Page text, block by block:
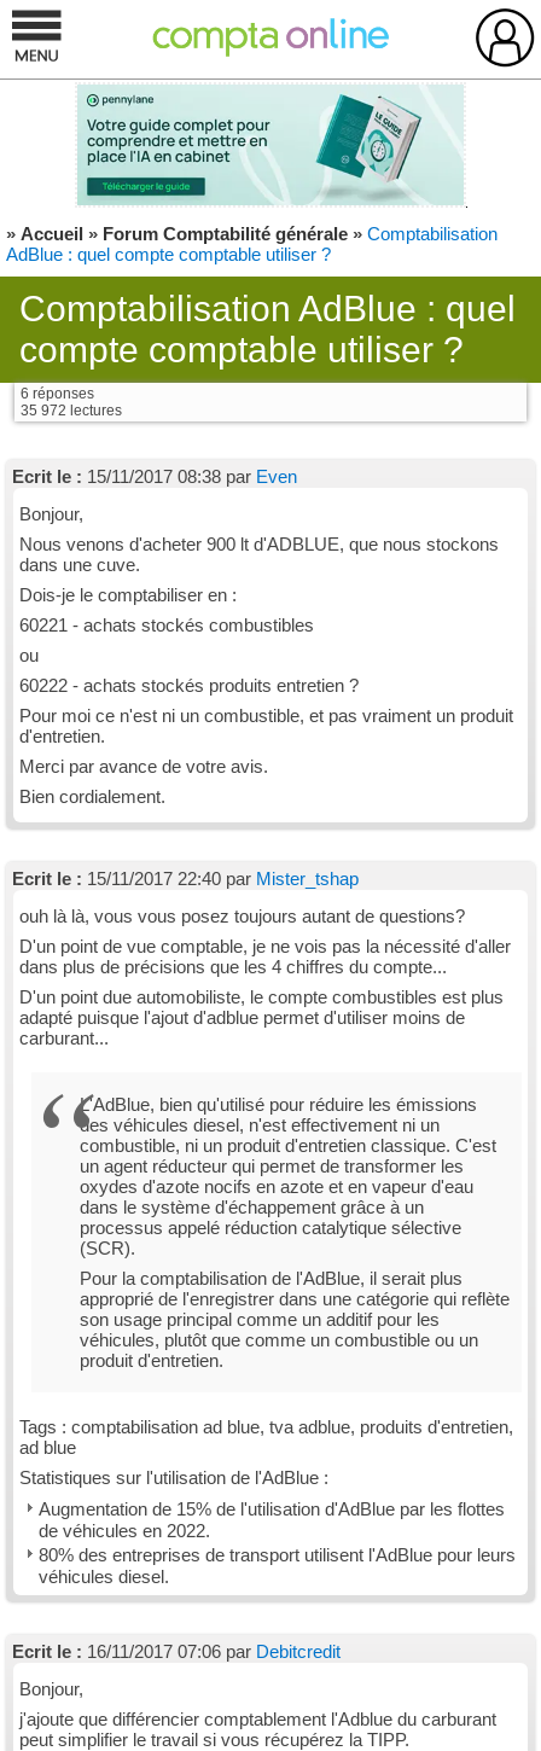
» Accueil » Forum Comptabilité générale » Comptabilisation
AdBlue : quel compte comptable utiliser ?
Comptabilisation AdBlue : quel
compte comptable utiliser ?
6 réponses
35 972 lectures
Ecrit le : 15/11/2017 08:38 par Even
Bonjour,
Nous venons d'acheter 900 lt d'ADBLUE, que nous stockons
dans une cuve.
Dois-je le comptabiliser en :
60221 - achats stockés combustibles
ou
60222 - achats stockés produits entretien ?
Pour moi ce n'est ni un combustible, et pas vraiment un produit
d'entretien.
Merci par avance de votre avis.
Bien cordialement.
Ecrit le : 15/11/2017 22:40 par Mister_tshap
ouh là là, vous vous posez toujours autant de questions?
D'un point de vue comptable, je ne vois pas la nécessité d'aller
dans plus de précisions que les 4 chiffres du compte...
D'un point due automobiliste, le compte combustibles est plus
adapté puisque l'ajout d'adblue permet d'utiliser moins de
carburant...
L'AdBlue, bien qu'utilisé pour réduire les émissions
des véhicules diesel, n'est effectivement ni un
combustible, ni un produit d'entretien classique. C'est
un agent réducteur qui permet de transformer les
oxydes d'azote nocifs en azote et en vapeur d'eau
dans le système d'échappement grâce à un
processus appelé réduction catalytique sélective
(SCR).
Pour la comptabilisation de l'AdBlue, il serait plus
approprié de l'enregistrer dans une catégorie qui reflète
son usage principal comme un additif pour les
véhicules, plutôt que comme un combustible ou un
produit d'entretien.
Tags : comptabilisation ad blue, tva adblue, produits d'entretien,
ad blue
Statistiques sur l'utilisation de l'AdBlue :
Augmentation de 15% de l'utilisation d'AdBlue par les flottes
de véhicules en 2022.
80% des entreprises de transport utilisent l'AdBlue pour leurs
véhicules diesel.
Ecrit le : 16/11/2017 07:06 par Debitcredit
Bonjour,
j'ajoute que différencier comptablement l'Adblue du carburant
peut simplifier le travail si vous récupérez la TIPP.